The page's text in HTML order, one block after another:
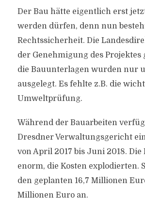
Der Bau hätte eigentlich erst
werden dürfen, denn nun
Rechtssicherheit. Die
der Genehmigung des Projektes
die Bauunterlagen wurden nur
ausgelegt. Es fehlte z.B. die
Umweltprüfung.
Während der Bauarbeiten
Dresdner Verwaltungsgericht
von April 2017 bis Juni 2018. Die
enorm, die Kosten explodierten.
den geplanten 16,7 Millionen
Millionen Euro an.